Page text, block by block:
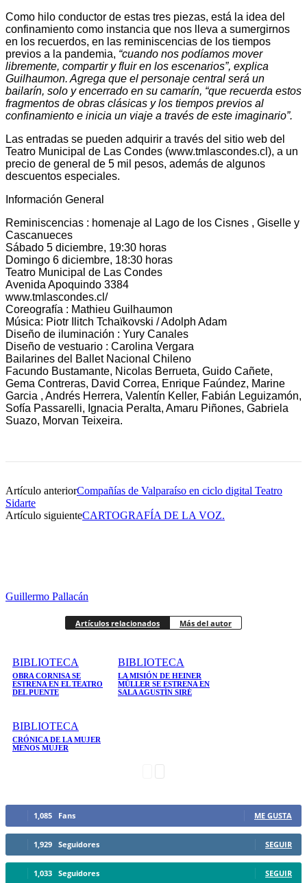
Como hilo conductor de estas tres piezas, está la idea del
confinamiento como instancia que nos lleva a sumergirnos
en los recuerdos, en las reminiscencias de los tiempos
previos a la pandemia, “cuando nos podíamos mover
libremente, compartir y fluir en los escenarios”, explica
Guilhaumon. Agrega que el personaje central será un
bailarín, solo y encerrado en su camarín, “que recuerda estos
fragmentos de obras clásicas y los tiempos previos al
confinamiento e inicia un viaje a través de este imaginario”.
Las entradas se pueden adquirir a través del sitio web del
Teatro Municipal de Las Condes (www.tmlascondes.cl), a un
precio de general de 5 mil pesos, además de algunos
descuentos especiales.
Información General
Reminiscencias : homenaje al Lago de los Cisnes , Giselle y
Cascanueces
Sábado 5 diciembre, 19:30 horas
Domingo 6 diciembre, 18:30 horas
Teatro Municipal de Las Condes
Avenida Apoquindo 3384
www.tmlascondes.cl/
Coreografía : Mathieu Guilhaumon
Música: Piotr Ilitch Tchaïkovski / Adolph Adam
Diseño de iluminación : Yury Canales
Diseño de vestuario : Carolina Vergara
Bailarines del Ballet Nacional Chileno
Facundo Bustamante, Nicolas Berrueta, Guido Cañete,
Gema Contreras, David Correa, Enrique Faúndez, Marine
Garcia , Andrés Herrera, Valentín Keller, Fabián Leguizamón,
Sofía Passarelli, Ignacia Peralta, Amaru Piñones, Gabriela
Suazo, Morvan Teixeira.
Artículo anteriorCompañías de Valparaíso en ciclo digital Teatro
Sidarte
Artículo siguienteCARTOGRAFÍA DE LA VOZ.
Guillermo Pallacán
Artículos relacionados Más del autor
BIBLIOTECA
OBRA CORNISA SE
ESTRENA EN EL TEATRO
DEL PUENTE
BIBLIOTECA
LA MISIÓN DE HEINER
MÜLLER SE ESTRENA EN
SALA AGUSTÍN SIRÉ
BIBLIOTECA
CRÓNICA DE LA MUJER
MENOS MUJER
1,085 Fans ME GUSTA
1,929 Seguidores SEGUIR
1,033 Seguidores SEGUIR